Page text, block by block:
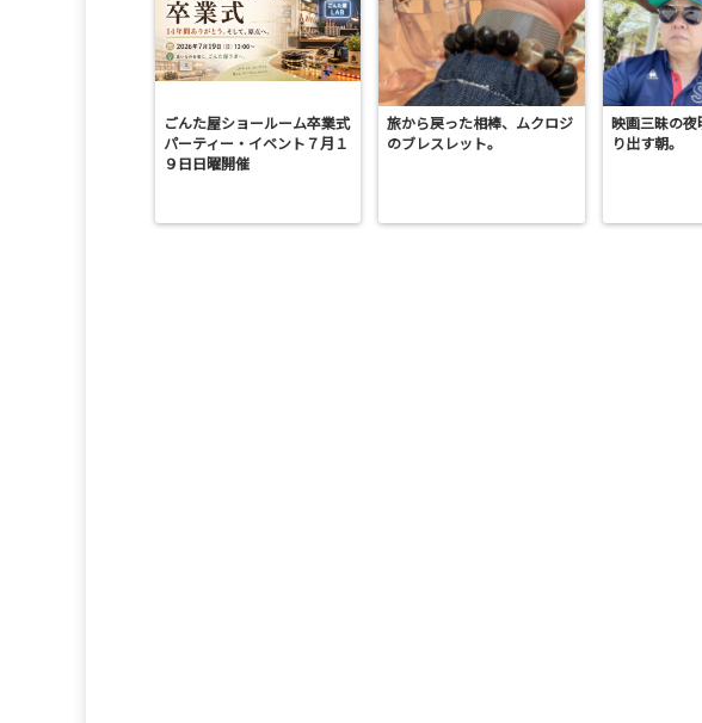
ごんた屋ショールーム卒業式
パーティー・イベント７月１
９日日曜開催
旅から戻った相棒、ムクロジ
のブレスレット。
映画三昧の夜
り出す朝。